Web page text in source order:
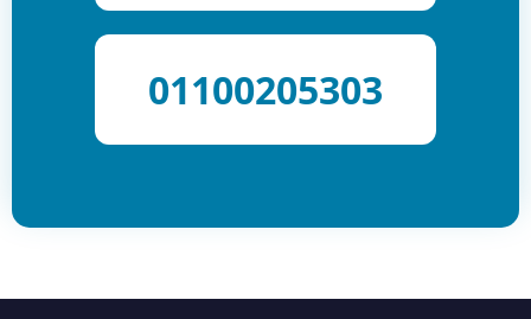
01100205303